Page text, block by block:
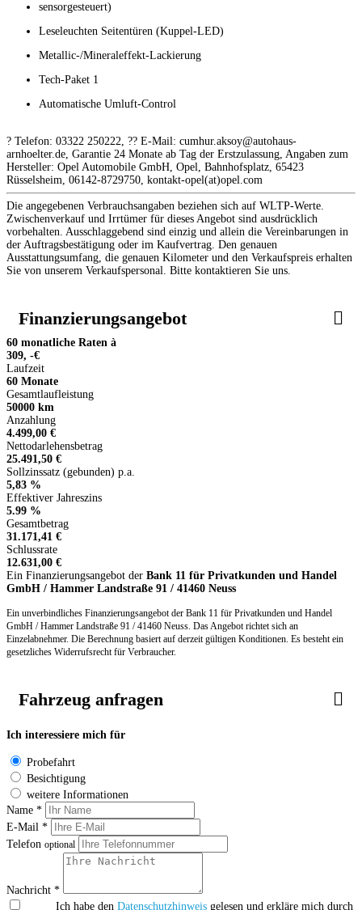
sensorgesteuert)
Leseleuchten Seitentüren (Kuppel-LED)
Metallic-/Mineraleffekt-Lackierung
Tech-Paket 1
Automatische Umluft-Control
? Telefon: 03322 250222, ?? E-Mail: cumhur.aksoy@autohaus-
arnhoelter.de, Garantie 24 Monate ab Tag der Erstzulassung, Angaben zum
Hersteller: Opel Automobile GmbH, Opel, Bahnhofsplatz, 65423
Rüsselsheim, 06142-8729750, kontakt-opel(at)opel.com
Die angegebenen Verbrauchsangaben beziehen sich auf WLTP-Werte.
Zwischenverkauf und Irrtümer für dieses Angebot sind ausdrücklich
vorbehalten. Ausschlaggebend sind einzig und allein die Vereinbarungen in
der Auftragsbestätigung oder im Kaufvertrag. Den genauen
Ausstattungsumfang, die genauen Kilometer und den Verkaufspreis erhalten
Sie von unserem Verkaufspersonal. Bitte kontaktieren Sie uns.
Finanzierungsangebot
60 monatliche Raten à
309, -€
Laufzeit
60 Monate
Gesamtlaufleistung
50000 km
Anzahlung
4.499,00 €
Nettodarlehensbetrag
25.491,50 €
Sollzinssatz (gebunden) p.a.
5,83 %
Effektiver Jahreszins
5.99 %
Gesamtbetrag
31.171,41 €
Schlussrate
12.631,00 €
Ein Finanzierungsangebot der Bank 11 für Privatkunden und Handel
GmbH / Hammer Landstraße 91 / 41460 Neuss
Ein unverbindliches Finanzierungsangebot der Bank 11 für Privatkunden und Handel
GmbH / Hammer Landstraße 91 / 41460 Neuss. Das Angebot richtet sich an
Einzelabnehmer. Die Berechnung basiert auf derzeit gültigen Konditionen. Es besteht ein
gesetzliches Widerrufsrecht für Verbraucher.
Fahrzeug anfragen
Ich interessiere mich für
Probefahrt
Besichtigung
weitere Informationen
Name *
E-Mail *
Telefon optional
Nachricht *
Ich habe den Datenschutzhinweis gelesen und erkläre mich durch